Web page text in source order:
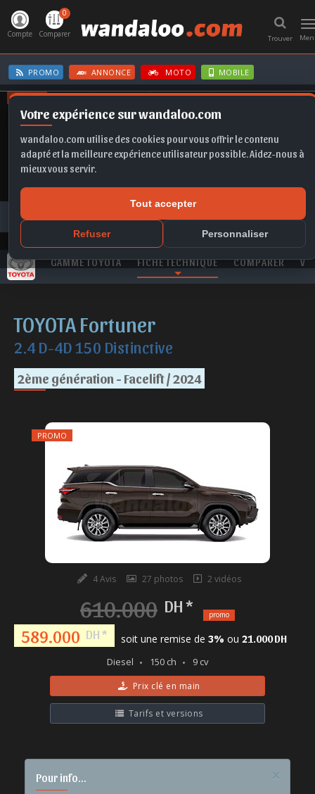
Votre expérience sur wandaloo.com
wandaloo.com utilise des cookies pour vous offrir le contenu
adapté et la meilleure expérience utilisateur possible. Aidez-nous à
mieux vous servir.
Tout accepter
Refuser Personnaliser
Trouver
Compte
0
Comparer
PROMO ANNONCE MOTO MOBILE
OFFRES
CORSA SPORTAGE
TOYOTA
Fortuner
TOYOTA Fortuner 2.4 D-4D 150 Distinctive neuve au Maroc
GAMME TOYOTA FICHE TECHNIQUE COMPARER
TOYOTA Fortuner
2.4 D-4D 150 Distinctive
2ème génération - Facelift / 2024
PROMO
4 Avis 27 photos 2 vidéos
610.000 DH * promo
589.000 DH * soit une remise de 3% ou 21.000 DH
Diesel 150 ch 9 cv
Prix clé en main
Tarifs et versions
×
Pour info...